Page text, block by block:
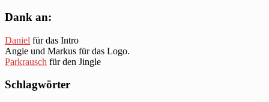
Dank an:
Daniel für das Intro
Angie und Markus für das Logo.
Parkrausch für den Jingle
Schlagwörter